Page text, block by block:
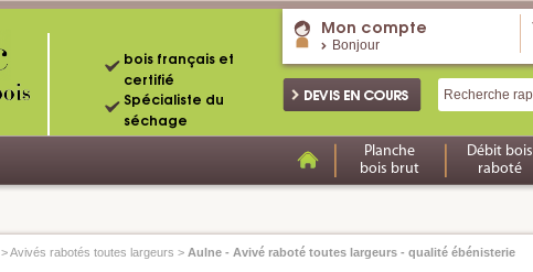
bois français et
certifié
Spécialiste du
séchage
Mon compte
Bonjour
Planche
bois brut
Débit bois
raboté
Avivés rabotés toutes largeurs > Aulne - Avivé raboté toutes largeurs - qualité ébénisterie